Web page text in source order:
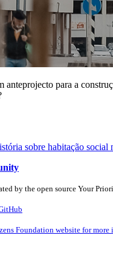
anteprojecto para a
sobre habitação social
by the open source Your
Foundation website for more